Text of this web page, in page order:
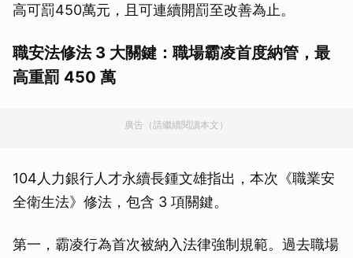
高可罰450萬元，且可連續開罰至改善為止。
職安法修法 3 大關鍵：職場霸凌首度納管，最
高重罰 450 萬
廣告（請繼續閱讀本文）
104人力銀行人才永續長鍾文雄指出，本次《職業安
全衛生法》修法，包含 3 項關鍵。
第一，霸凌行為首次被納入法律強制規範。過去職場